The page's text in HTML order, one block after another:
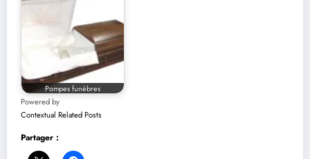
Pompes funèbres
Powered by
Contextual Related Posts
Partager :